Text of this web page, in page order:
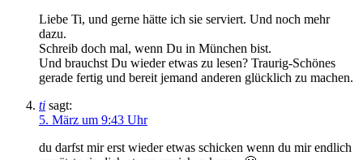
Liebe Ti, und gerne hätte ich sie serviert. Und noch mehr
dazu.
Schreib doch mal, wenn Du in München bist.
Und brauchst Du wieder etwas zu lesen? Traurig-Schönes
gerade fertig und bereit jemand anderen glücklich zu machen.
ti sagt:
5. März um 9:43 Uhr
du darfst mir erst wieder etwas schicken wenn du mir endlich